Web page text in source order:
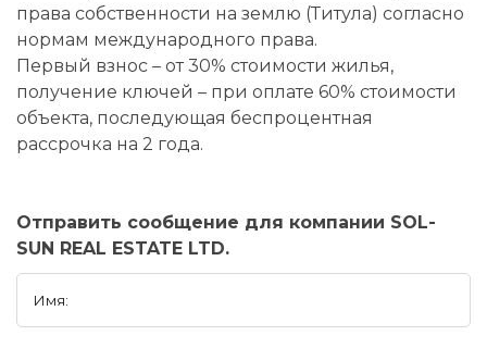
права собственности на землю (Титула) согласно
нормам международного права.
Первый взнос – от 30% стоимости жилья,
получение ключей – при оплате 60% стоимости
объекта, последующая беспроцентная
рассрочка на 2 года.
Отправить сообщение для компании SOL-
SUN REAL ESTATE LTD.
Имя: